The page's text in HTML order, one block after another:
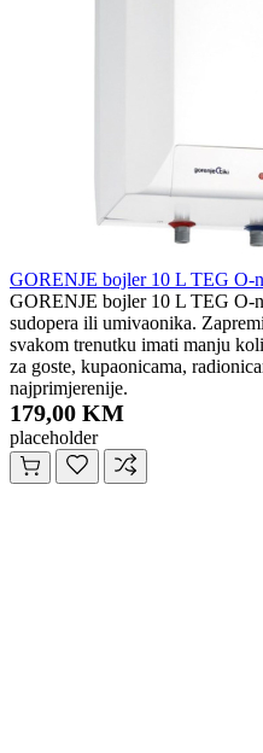
GORENJE bojler 10 L TEG O-
GORENJE bojler 10 L TEG O-
sudopera ili umivaonika.
svakom trenutku imati manju
za goste, kupaonicama,
najprimjerenije.
179,00 KM
placeholder